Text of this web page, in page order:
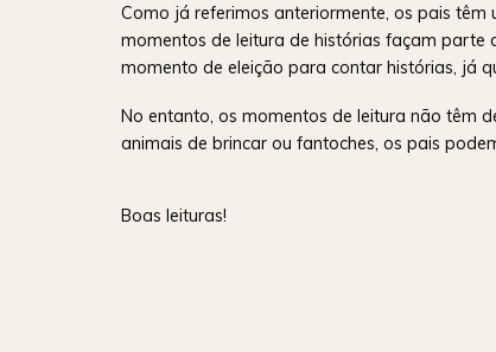
Como já referimos anteriormente, os pais
momentos de leitura de histórias façam parte
momento de eleição para contar histórias, já
No entanto, os momentos de leitura não têm
animais de brincar ou fantoches, os pais
Boas leituras!